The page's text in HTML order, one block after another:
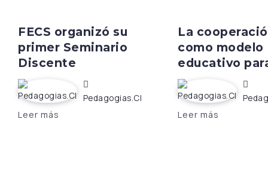
FECS organizó su
primer Seminario
Discente
Pedagogias.cl
Leer más
La
como modelo
educativo
Leer más